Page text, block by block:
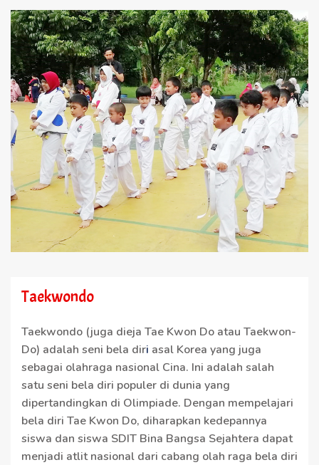
Taekwondo
Taekwondo (juga dieja Tae Kwon Do atau Taekwon-
Do) adalah seni bela diri asal Korea yang juga
sebagai olahraga nasional Cina. Ini adalah salah
satu seni bela diri populer di dunia yang
dipertandingkan di Olimpiade. Dengan mempelajari
bela diri Tae Kwon Do, diharapkan kedepannya
siswa dan siswa SDIT Bina Bangsa Sejahtera dapat
menjadi atlit nasional dari cabang olah raga bela diri